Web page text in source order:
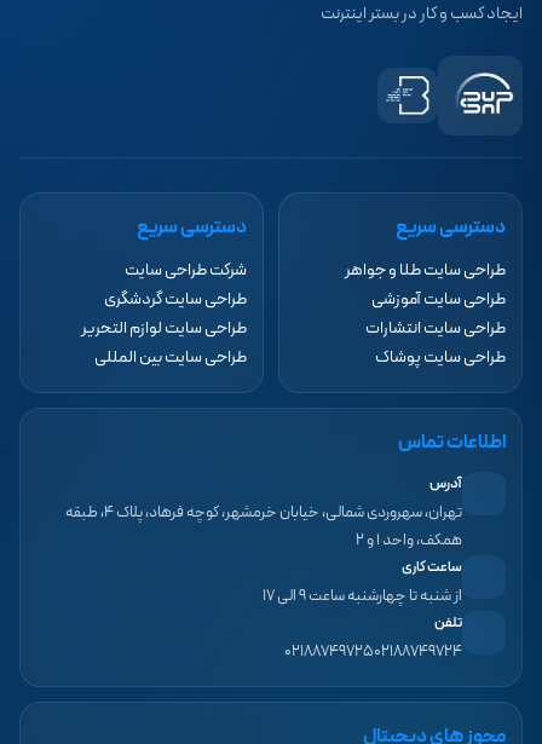
ایجاد کسب و کار در بستر اینترنت
دسترسی سریع
طراحی سایت طلا و جواهر
طراحی سایت آموزشی
طراحی سایت انتشارات
طراحی سایت پوشاک
دسترسی سریع
شرکت طراحی سایت
طراحی سایت گردشگری
طراحی سایت لوازم التحریر
طراحی سایت بین المللی
اطلاعات تماس
آدرس
تهران، سهروردی شمالی، خیابان خرمشهر، کوچه فرهاد، پلاک ۴، طبقه
همکف، واحد ۱ و ۲
ساعت کاری
از شنبه تا چهارشنبه ساعت ۹ الی ۱۷
تلفن
۰۲۱۸۸۷۴۹۷۲۴۰۲۱۸۸۷۴۹۷۲۵
مجوز های دیجیتال